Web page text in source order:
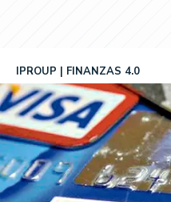
IPROUP FINANZAS 4.0